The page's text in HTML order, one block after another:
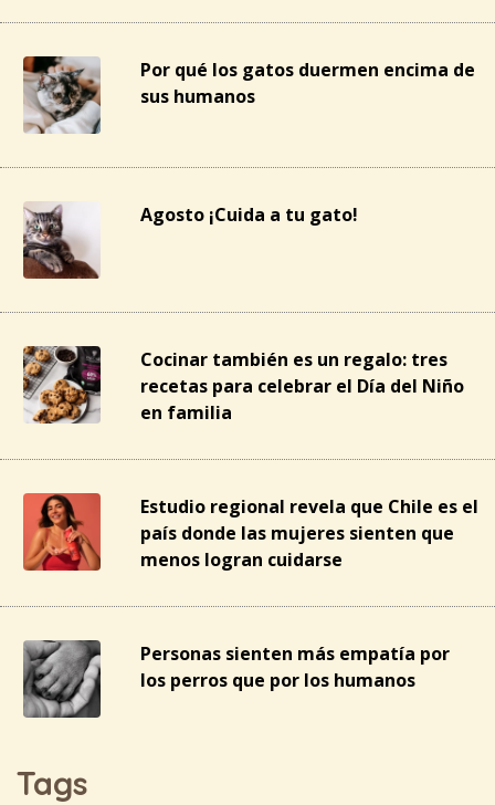
Por qué los gatos duermen encima de
sus humanos
Agosto ¡Cuida a tu gato!
Cocinar también es un regalo: tres
recetas para celebrar el Día del Niño
en familia
Estudio regional revela que Chile es el
país donde las mujeres sienten que
menos logran cuidarse
Personas sienten más empatía por
los perros que por los humanos
Tags